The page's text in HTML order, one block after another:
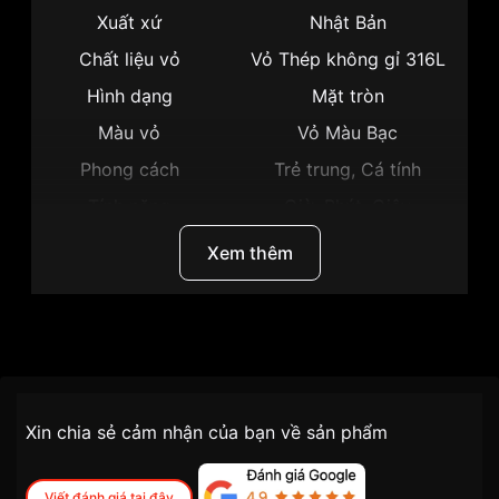
Xuất xứ
Nhật Bản
Chất liệu vỏ
Vỏ Thép không gỉ 316L
Hình dạng
Mặt tròn
Màu vỏ
Vỏ Màu Bạc
Phong cách
Trẻ trung, Cá tính
Mặt hồng
Xem thêm
Đối tượng sử dụng Nữ
tiện lợi –
nhanh chóng – minh bạch
Xin chia sẻ cảm nhận của bạn về sản phẩm